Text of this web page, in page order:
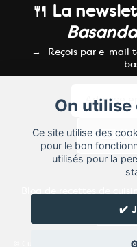
On utilise
Ce site utilise des
pour le bon
utilisés pour la
✔️
🍴 La
Reçois par e-mail
✉️
© Cuisine.land : La plateforme